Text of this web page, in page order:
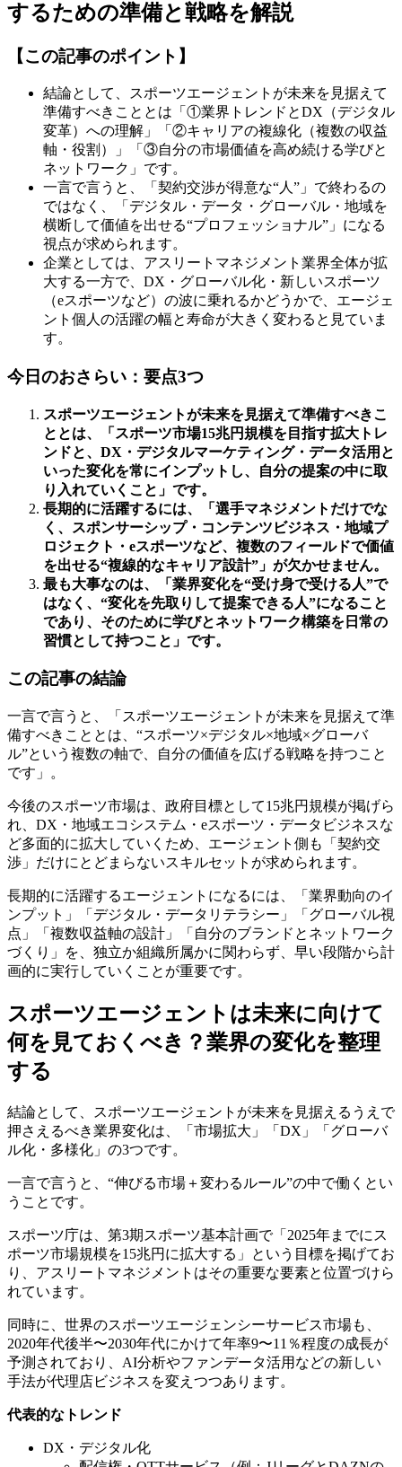
するための準備と戦略を解説
【この記事のポイント】
結論として、スポーツエージェントが未来を見据えて
準備すべきこととは「①業界トレンドとDX（デジタル
変革）への理解」「②キャリアの複線化（複数の収益
軸・役割）」「③自分の市場価値を高め続ける学びと
ネットワーク」です。
一言で言うと、「契約交渉が得意な“人”」で終わるの
ではなく、「デジタル・データ・グローバル・地域を
横断して価値を出せる“プロフェッショナル”」になる
視点が求められます。
企業としては、アスリートマネジメント業界全体が拡
大する一方で、DX・グローバル化・新しいスポーツ
（eスポーツなど）の波に乗れるかどうかで、エージェ
ント個人の活躍の幅と寿命が大きく変わると見ていま
す。
今日のおさらい：要点3つ
スポーツエージェントが未来を見据えて準備すべきこ
ととは、「スポーツ市場15兆円規模を目指す拡大トレ
ンドと、DX・デジタルマーケティング・データ活用と
いった変化を常にインプットし、自分の提案の中に取
り入れていくこと」です。
長期的に活躍するには、「選手マネジメントだけでな
く、スポンサーシップ・コンテンツビジネス・地域プ
ロジェクト・eスポーツなど、複数のフィールドで価値
を出せる“複線的なキャリア設計”」が欠かせません。
最も大事なのは、「業界変化を“受け身で受ける人”で
はなく、“変化を先取りして提案できる人”になること
であり、そのために学びとネットワーク構築を日常の
習慣として持つこと」です。
この記事の結論
一言で言うと、「スポーツエージェントが未来を見据えて準
備すべきこととは、“スポーツ×デジタル×地域×グローバ
ル”という複数の軸で、自分の価値を広げる戦略を持つこと
です」。
今後のスポーツ市場は、政府目標として15兆円規模が掲げら
れ、DX・地域エコシステム・eスポーツ・データビジネスな
ど多面的に拡大していくため、エージェント側も「契約交
渉」だけにとどまらないスキルセットが求められます。
長期的に活躍するエージェントになるには、「業界動向のイ
ンプット」「デジタル・データリテラシー」「グローバル視
点」「複数収益軸の設計」「自分のブランドとネットワーク
づくり」を、独立か組織所属かに関わらず、早い段階から計
画的に実行していくことが重要です。
スポーツエージェントは未来に向けて
何を見ておくべき？業界の変化を整理
する
結論として、スポーツエージェントが未来を見据えるうえで
押さえるべき業界変化は、「市場拡大」「DX」「グローバ
ル化・多様化」の3つです。
一言で言うと、“伸びる市場＋変わるルール”の中で働くとい
うことです。
スポーツ庁は、第3期スポーツ基本計画で「2025年までにス
ポーツ市場規模を15兆円に拡大する」という目標を掲げてお
り、アスリートマネジメントはその重要な要素と位置づけら
れています。
同時に、世界のスポーツエージェンシーサービス市場も、
2020年代後半〜2030年代にかけて年率9〜11％程度の成長が
予測されており、AI分析やファンデータ活用などの新しい
手法が代理店ビジネスを変えつつあります。
代表的なトレンド
DX・デジタル化